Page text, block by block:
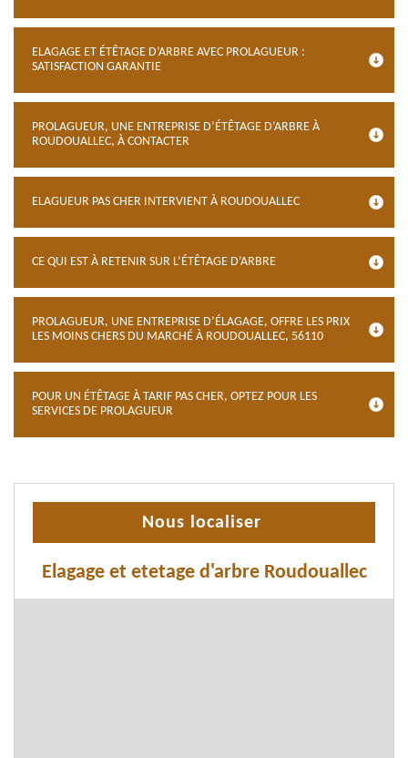
ELAGAGE ET ÉTÊTAGE D’ARBRE AVEC PROLAGUEUR :
SATISFACTION GARANTIE
PROLAGUEUR, UNE ENTREPRISE D’ÉTÊTAGE D’ARBRE À
ROUDOUALLEC, À CONTACTER
ELAGUEUR PAS CHER INTERVIENT À ROUDOUALLEC
CE QUI EST À RETENIR SUR L’ÉTÊTAGE D’ARBRE
PROLAGUEUR, UNE ENTREPRISE D’ÉLAGAGE, OFFRE LES PRIX
LES MOINS CHERS DU MARCHÉ À ROUDOUALLEC, 56110
POUR UN ÉTÊTAGE À TARIF PAS CHER, OPTEZ POUR LES
SERVICES DE PROLAGUEUR
Nous localiser
Elagage et etetage d'arbre Roudouallec